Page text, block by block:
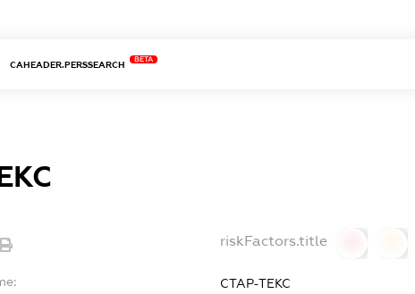
CAHEADER.PERSSEARCH
BETA
riskFactors.title
СТАР-ТЕКС